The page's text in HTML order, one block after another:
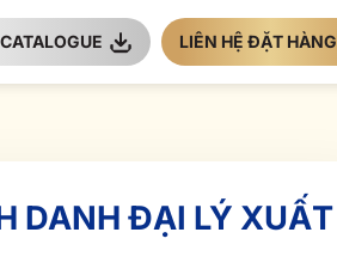
LIÊN HỆ ĐẶT HÀNG
DANH ĐẠI LÝ XUẤT